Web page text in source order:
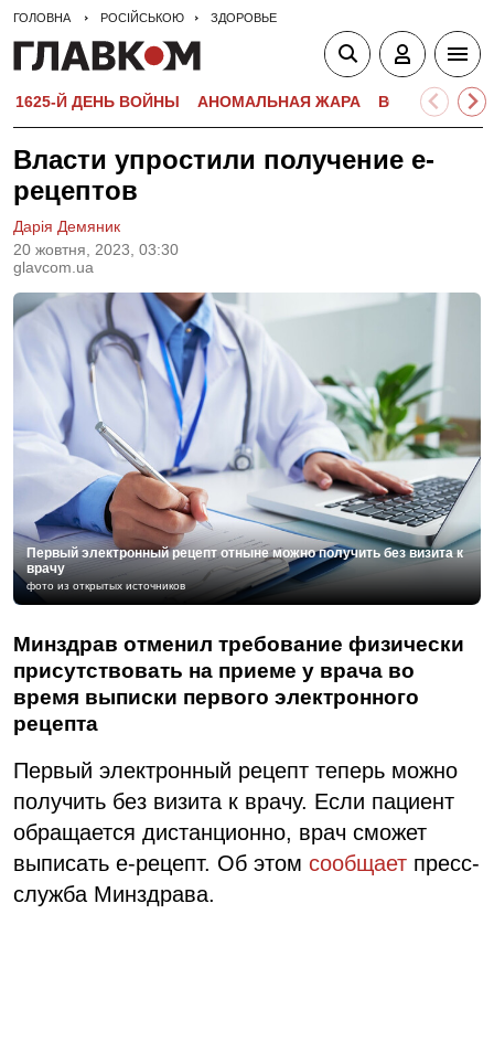
ГОЛОВНА РОСІЙСЬКОЮ ЗДОРОВЬЕ
1625-Й ДЕНЬ ВОЙНЫ АНОМАЛЬНАЯ ЖАРА
Власти упростили получение е-
рецептов
20 жовтня, 2023, 03:30
glavcom.ua
Дарія Демяник
Первый электронный рецепт отныне можно получить без визита к
врачу
фото из открытых источников
Минздрав отменил требование физически
присутствовать на приеме у врача во
время выписки первого электронного
рецепта
Первый электронный рецепт теперь можно
получить без визита к врачу. Если пациент
обращается дистанционно, врач сможет
выписать е-рецепт. Об этом сообщает пресс-
служба Минздрава.